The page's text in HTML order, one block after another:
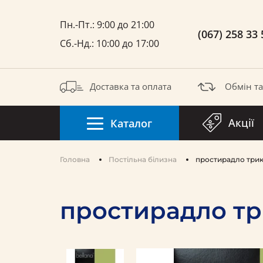
Пн.-Пт.: 9:00 до 21:00
Сб.-Нд.: 10:00 до 17:00
(067) 258 33
Доставка та оплата Обмін
Каталог Акції
Головна Постільна білизна простирадло
простирадло